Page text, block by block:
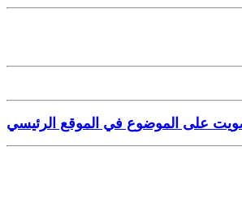
على الموضوع في الموقع الرئيسي